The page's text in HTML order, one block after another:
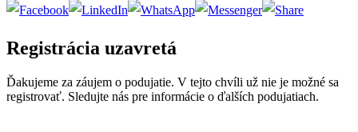
Registrácia uzavretá
Ďakujeme za záujem o podujatie. V tejto chvíli už nie je možné sa
registrovať. Sledujte nás pre informácie o ďalších podujatiach.